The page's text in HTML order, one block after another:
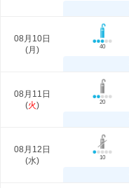
08月10日
(月 ) 40
08月11日
(火) 20
08月12日
(水) 10